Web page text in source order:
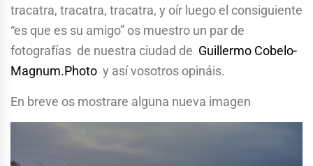
tracatra, tracatra, tracatra, y oír luego el consiguiente
“es que es su amigo” os muestro un par de
fotografías de nuestra ciudad de Guillermo Cobelo-
Magnum.Photo y así vosotros opináis.
En breve os mostrare alguna nueva imagen